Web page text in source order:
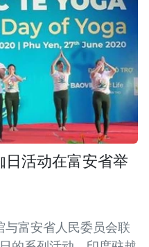
活动在富安省举
与富安省人民委员会联